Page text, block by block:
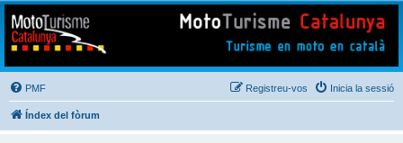
Mototurisme
Turisme en moto en català
PMF Inicia la sessió
Registreu-vos
Índex del fòrum